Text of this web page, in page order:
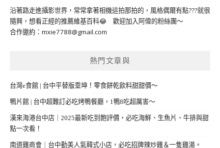
沿著路走進攝影世界，常常拿著相機這拍那拍的，風格偶爾有點???就很
隨興，想看正經的推薦維基百科😂 歡迎加入阿偉的粉絲團～
合作邀約： mxie7788@gmail.com
熱門文章與
台灣e食館 | 台中平替版垂坤！零食餅乾飲料甜甜價～
鴨片館 | 台中超難訂必吃烤鴨餐廳，1鴨8吃超厲害～
漢來海港台中店｜2025最新吃到飽評價，必吃海鮮、生魚片、牛排與甜
點一次看！
南道雞商會｜台中勤美人氣韓式小店，必吃招牌辣炒雞＆一隻雞湯。